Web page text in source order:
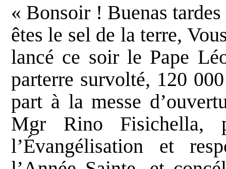
« Bonsoir ! Buenas
êtes le sel de la terre,
lancé ce soir le Pape
parterre survolté, 120
part à la messe
Mgr Rino Fisichella,
l’Évangélisation et